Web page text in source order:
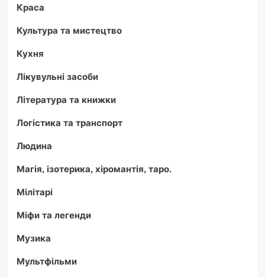
Краса
Культура та мистецтво
Кухня
Лікувульні засоби
Література та книжки
Логістика та транспорт
Людина
Магія, ізотерика, хіромантія, таро.
Мілітарі
Міфи та легенди
Музика
Мультфільми